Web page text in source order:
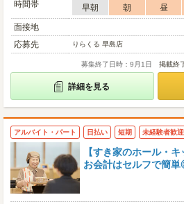
時間帯
早朝 朝 昼
面接地
応募先
りらくる 早島店
募集終了日時：9月1日 掲載終
詳細を見る
アルバイト・パート 日払い 短期 未経験者歓迎
【すき家のホール・
お会計はセルフで簡